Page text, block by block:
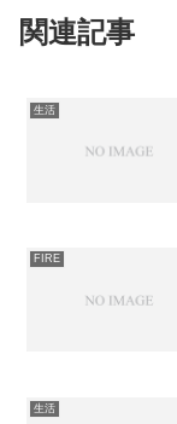
関連記事
生活
FIRE
生活